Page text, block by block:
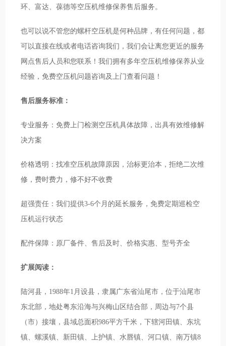
环、富达、葆德等空压机维修保养售后服务。
也可以说不管您的螺杆空压机是何种品牌，有任何问题，都
可以直接在线或者电话咨询我们，我们会让离您更近的服务
网点售后人员和您联系！我们拥有多年空压机维修保养从业
经验，免费空压机问题咨询及上门查看问题！
售后服务标准：
专业服务：免费上门检测空压机具体故障，出具有效维修解
决方案
价格透明：找准空压机故障原因，治标更治本，拒绝二次维
修，费时费力，修不好不收费
超强责任：我们提供3-6个月的延长服务，免费定期巡检空
压机运行状态
配件保障：原厂备件、售后及时、价格实惠、型号齐全
扩展阅读：
陆河县，1988年1月设县，隶属广东省汕尾市，位于汕尾市
东北部，地处粤东沿海与兴梅山区结合部，周边与7个县
（市）接壤，县域总面积986平方千米，下辖河田镇、东坑
镇、螺溪镇、新田镇、上护镇、水唇镇、河口镇、南万镇8